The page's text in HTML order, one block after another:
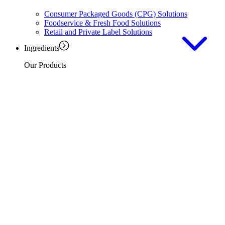
Consumer Packaged Goods (CPG) Solutions
Foodservice & Fresh Food Solutions
Retail and Private Label Solutions
Ingredients
Our Products